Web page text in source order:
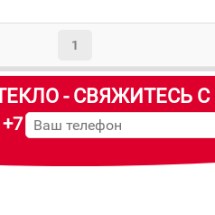
1
- СВЯЖИТЕСЬ
+7